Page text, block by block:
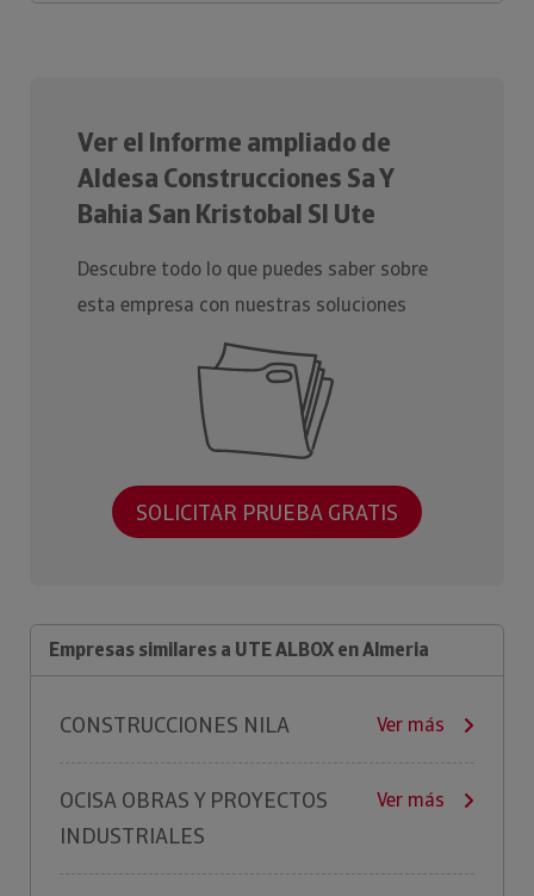
Ver el Informe ampliado de
Aldesa Construcciones Sa Y
Bahia San Kristobal Sl Ute
Descubre todo lo que puedes saber sobre
esta empresa con nuestras soluciones
SOLICITAR PRUEBA GRATIS
Empresas similares a UTE ALBOX en Almeria
CONSTRUCCIONES NILA Ver más
OCISA OBRAS Y PROYECTOS
INDUSTRIALES
Ver más